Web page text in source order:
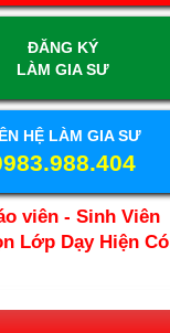
ĐĂNG KÝ
LÀM GIA SƯ
HỆ LÀM GIA SƯ
viên - Sinh Viên
Lớp Dạy Hiện Có